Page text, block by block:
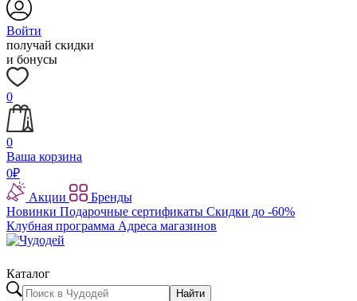
Войти
получай скидки
и бонусы
0
0
Ваша корзина
0₽
Акции
Бренды
Новинки Подарочные сертификаты Скидки до -60%
Клубная программа Адреса магазинов
Каталог
Найти